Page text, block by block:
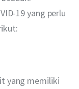
19 yang perlu
yang memiliki